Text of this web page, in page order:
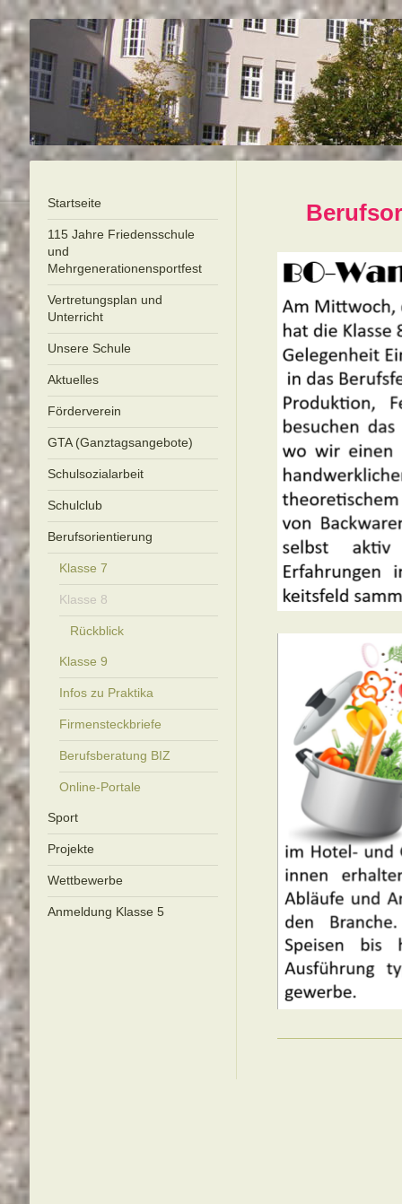
Startseite
115 Jahre Friedensschule
und
Mehrgenerationensportfest
Vertretungsplan und
Unterricht
Unsere Schule
Aktuelles
Förderverein
GTA (Ganztagsangebote)
Schulsozialarbeit
Schulclub
Berufsorientierung
Klasse 7
Klasse 8
Rückblick
Klasse 9
Infos zu Praktika
Firmensteckbriefe
Berufsberatung BIZ
Online-Portale
Sport
Projekte
Wettbewerbe
Anmeldung Klasse 5